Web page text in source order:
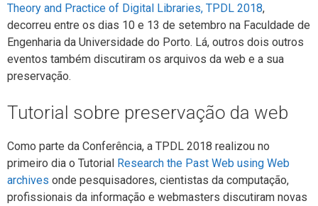
Theory and Practice of Digital Libraries, TPDL 2018,
decorreu entre os dias 10 e 13 de setembro na Faculdade de
Engenharia da Universidade do Porto. Lá, outros dois outros
eventos também discutiram os arquivos da web e a sua
preservação.
Tutorial sobre preservação da web
Como parte da Conferência, a TPDL 2018 realizou no
primeiro dia o Tutorial Research the Past Web using Web
archives onde pesquisadores, cientistas da computação,
profissionais da informação e webmasters discutiram novas